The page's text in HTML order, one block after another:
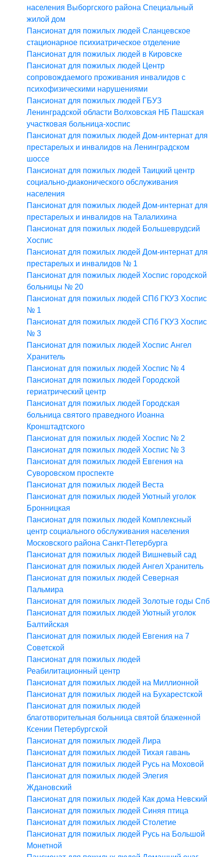
населения Выборгского района Специальный
жилой дом
Пансионат для пожилых людей Сланцевское
стационарное психиатрическое отделение
Пансионат для пожилых людей в Кировске
Пансионат для пожилых людей Центр
сопровождаемого проживания инвалидов с
психофизическими нарушениями
Пансионат для пожилых людей ГБУЗ
Ленинградской области Волховская НБ Пашская
участковая больница-хоспис
Пансионат для пожилых людей Дом-интернат для
престарелых и инвалидов на Ленинградском
шоссе
Пансионат для пожилых людей Таицкий центр
социально-диаконического обслуживания
населения
Пансионат для пожилых людей Дом-интернат для
престарелых и инвалидов на Талалихина
Пансионат для пожилых людей Большеврудсий
Хоспис
Пансионат для пожилых людей Дом-интернат для
престарелых и инвалидов № 1
Пансионат для пожилых людей Хоспис городской
больницы № 20
Пансионат для пожилых людей СПб ГКУЗ Хоспис
№ 1
Пансионат для пожилых людей СПб ГКУЗ Хоспис
№ 3
Пансионат для пожилых людей Хоспис Ангел
Хранитель
Пансионат для пожилых людей Хоспис № 4
Пансионат для пожилых людей Городской
гериатрический центр
Пансионат для пожилых людей Городская
больница святого праведного Иоанна
Кронштадтского
Пансионат для пожилых людей Хоспис № 2
Пансионат для пожилых людей Хоспис № 3
Пансионат для пожилых людей Евгения на
Суворовском проспекте
Пансионат для пожилых людей Веста
Пансионат для пожилых людей Уютный уголок
Бронницкая
Пансионат для пожилых людей Комплексный
центр социального обслуживания населения
Московского района Санкт-Петербурга
Пансионат для пожилых людей Вишневый сад
Пансионат для пожилых людей Ангел Хранитель
Пансионат для пожилых людей Северная
Пальмира
Пансионат для пожилых людей Золотые годы Спб
Пансионат для пожилых людей Уютный уголок
Балтийская
Пансионат для пожилых людей Евгения на 7
Советской
Пансионат для пожилых людей
Реабилитационный центр
Пансионат для пожилых людей на Миллионной
Пансионат для пожилых людей на Бухарестской
Пансионат для пожилых людей
благотворительная больница святой блаженной
Ксении Петербургской
Пансионат для пожилых людей Лира
Пансионат для пожилых людей Тихая гавань
Пансионат для пожилых людей Русь на Моховой
Пансионат для пожилых людей Элегия
Ждановский
Пансионат для пожилых людей Как дома Невский
Пансионат для пожилых людей Синяя птица
Пансионат для пожилых людей Столетие
Пансионат для пожилых людей Русь на Большой
Монетной